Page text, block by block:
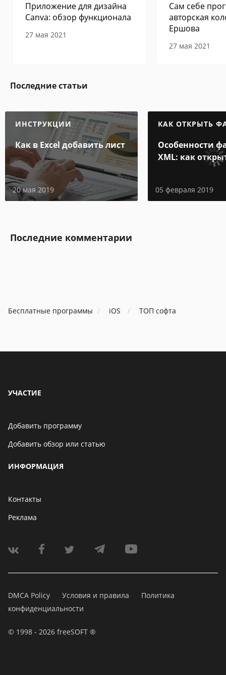
Приложение для дизайна
Canva: обзор функционала
27 мая 2021
Сам себе
авторская
Ершова
27 мая 2021
Последние статьи
ИНСТРУКЦИИ
Как в Excel добавить лист
20 мая 2019
КАК ОТКРЫТЬ
Особенности
XML: как
и на
05 февраля 2019
Последние комментарии
Бесплатные программы iOS ТОП софта
УЧАСТИЕ
Добавить программу
Добавить обзор или статью
ИНФОРМАЦИЯ
Контакты
Реклама
DMCA Policy Условия и правила
Политика
конфиденциальности
© 1998 - 2026 freeSOFT ®